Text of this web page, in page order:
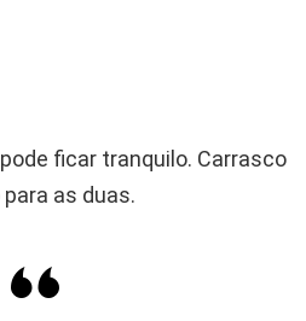
ficar tranquilo. Carrasco
as duas.